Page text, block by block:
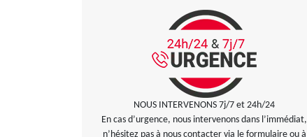
NOUS INTERVENONS 7j/7 et 24h/24
En cas d’urgence, nous intervenons dans l’immédiat,
n’hésitez pas à nous contacter via le formulaire ou à